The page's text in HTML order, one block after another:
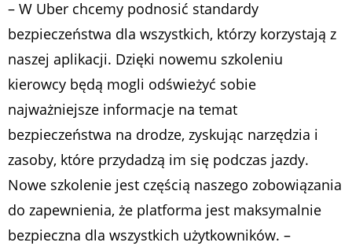
– W Uber chcemy podnosić standardy
bezpieczeństwa dla wszystkich, którzy korzystają z
naszej aplikacji. Dzięki nowemu szkoleniu
kierowcy będą mogli odświeżyć sobie
najważniejsze informacje na temat
bezpieczeństwa na drodze, zyskując narzędzia i
zasoby, które przydadzą im się podczas jazdy.
Nowe szkolenie jest częścią naszego zobowiązania
do zapewnienia, że platforma jest maksymalnie
bezpieczna dla wszystkich użytkowników. –